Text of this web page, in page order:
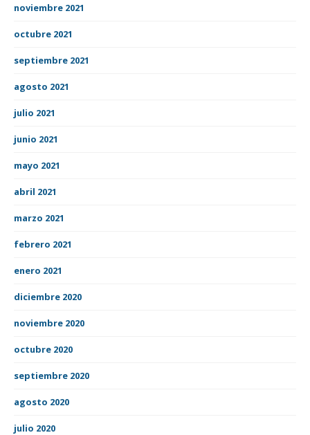
noviembre 2021
octubre 2021
septiembre 2021
agosto 2021
julio 2021
junio 2021
mayo 2021
abril 2021
marzo 2021
febrero 2021
enero 2021
diciembre 2020
noviembre 2020
octubre 2020
septiembre 2020
agosto 2020
julio 2020